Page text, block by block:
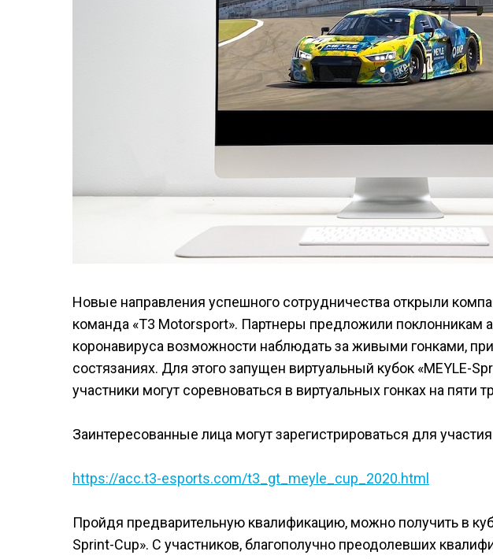
Новые направления успешного сотрудничества открыли
команда «T3 Motorsport». Партнеры предложили поклонникам
коронавируса возможности наблюдать за живыми гонками,
состязаниях. Для этого запущен виртуальный кубок «MEYLE-
участники могут соревноваться в виртуальных гонках на пяти
Заинтересованные лица могут зарегистрироваться для
https://acc.t3-esports.com/t3_gt_meyle_cup_2020.html
Пройдя предварительную квалификацию, можно получить в
Sprint-Cup». С участников, благополучно преодолевших